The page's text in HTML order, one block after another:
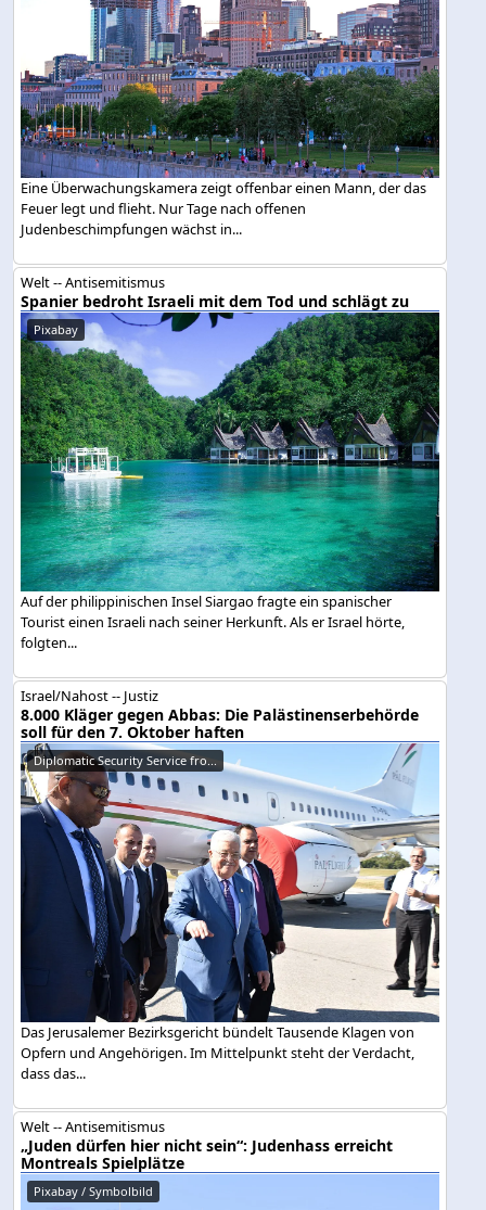
Eine Überwachungskamera zeigt offenbar einen Mann, der das
Feuer legt und flieht. Nur Tage nach offenen
Judenbeschimpfungen wächst in...
Welt -- Antisemitismus
Spanier bedroht Israeli mit dem Tod und schlägt zu
Pixabay
Auf der philippinischen Insel Siargao fragte ein spanischer
Tourist einen Israeli nach seiner Herkunft. Als er Israel hörte,
folgten...
Israel/Nahost -- Justiz
8.000 Kläger gegen Abbas: Die Palästinenserbehörde
soll für den 7. Oktober haften
Diplomatic Security Service fro...
Das Jerusalemer Bezirksgericht bündelt Tausende Klagen von
Opfern und Angehörigen. Im Mittelpunkt steht der Verdacht,
dass das...
Welt -- Antisemitismus
„Juden dürfen hier nicht sein“: Judenhass erreicht
Montreals Spielplätze
Pixabay / Symbolbild